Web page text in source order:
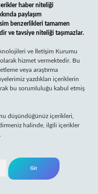
haber niteliği
paylaşım
benzerlikleri tamamen
ve tavsiye niteliği taşımazlar.
ve İletişim Kurumu
olarak hizmet vermektedir. Bu
veya araştırma
yazdıkları içeriklerin
bu sorumluluğu kabul etmiş
düşündüğünüz içerikleri,
halinde, ilgili içerikler